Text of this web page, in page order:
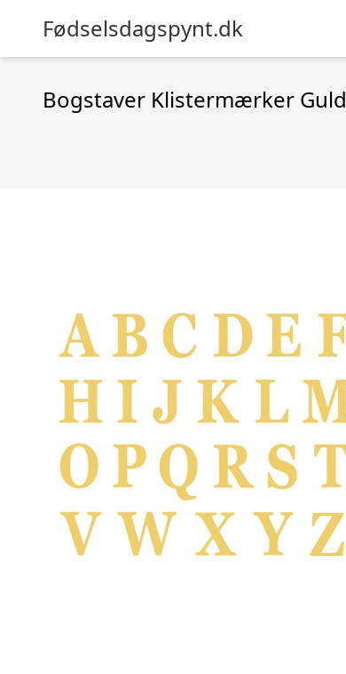
Fødselsdagspynt.dk
Bogstaver Klistermærker Guld